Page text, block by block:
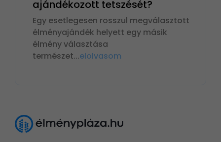
ajándékozott tetszését?
Egy esetlegesen rosszul megválasztott
élményajándék helyett egy másik
élmény választása
természet...elolvasom